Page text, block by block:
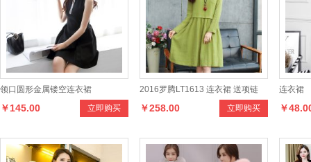
领口圆形金属镂空连衣裙
立即购买
￥145.00
2016罗腾LT1613 连衣裙 送项链
立即购买
￥258.00
连衣裙
￥